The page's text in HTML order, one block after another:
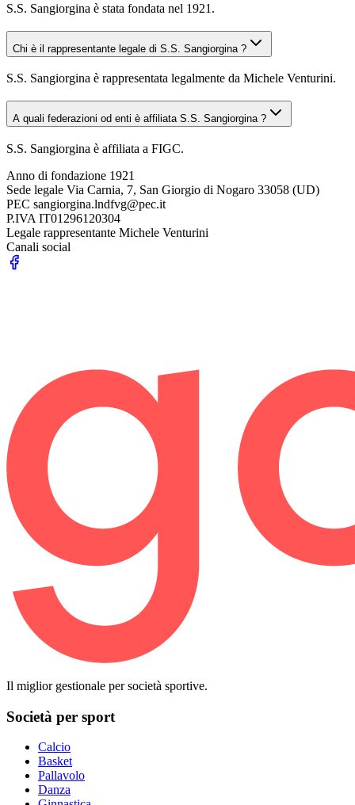
S.S. Sangiorgina è stata fondata nel 1921.
Chi è il rappresentante legale di S.S. Sangiorgina ?
S.S. Sangiorgina è rappresentata legalmente da Michele Venturini.
A quali federazioni od enti è affiliata S.S. Sangiorgina ?
S.S. Sangiorgina è affiliata a FIGC.
Anno di fondazione 1921
Sede legale Via Carnia, 7, San Giorgio di Nogaro 33058 (UD)
PEC sangiorgina.lndfvg@pec.it
P.IVA IT01296120304
Legale rappresentante Michele Venturini
Canali social
Il miglior gestionale per società sportive.
Società per sport
Calcio
Basket
Pallavolo
Danza